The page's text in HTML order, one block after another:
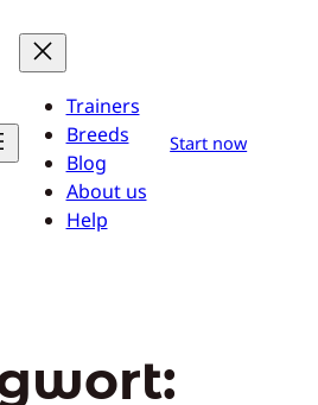
Trainers
Breeds
Blog
About us
Help
Start now